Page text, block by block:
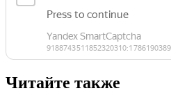
Читайте также